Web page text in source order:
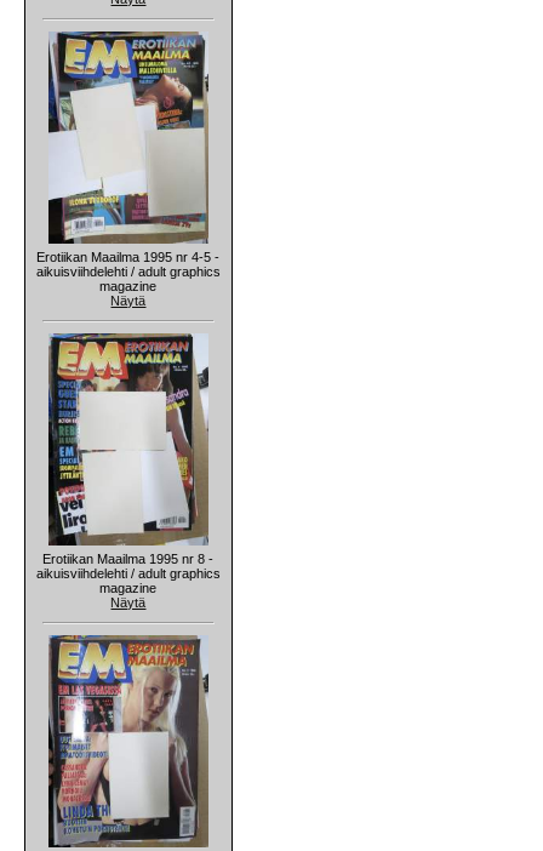
Erotiikan Maailma 1995 nr 4-5 -
aikuisviihdelehti / adult graphics
magazine
Näytä
Erotiikan Maailma 1995 nr 8 -
aikuisviihdelehti / adult graphics
magazine
Näytä